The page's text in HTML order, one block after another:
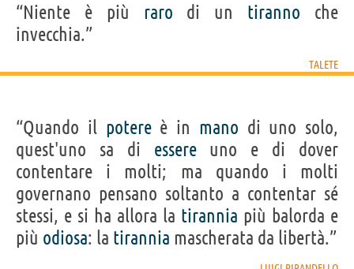
“Niente è più raro di un tiranno che
invecchia.”
TALETE
“Quando il potereè in mano di uno solo,
quest'uno sa di essereuno e di dover
contentare i molti; ma quando i molti
governano pensano soltanto a contentar sé
stessi, e si ha allora la tirannia più balorda e
più odiosa: la tirannia mascherata da libertà.”